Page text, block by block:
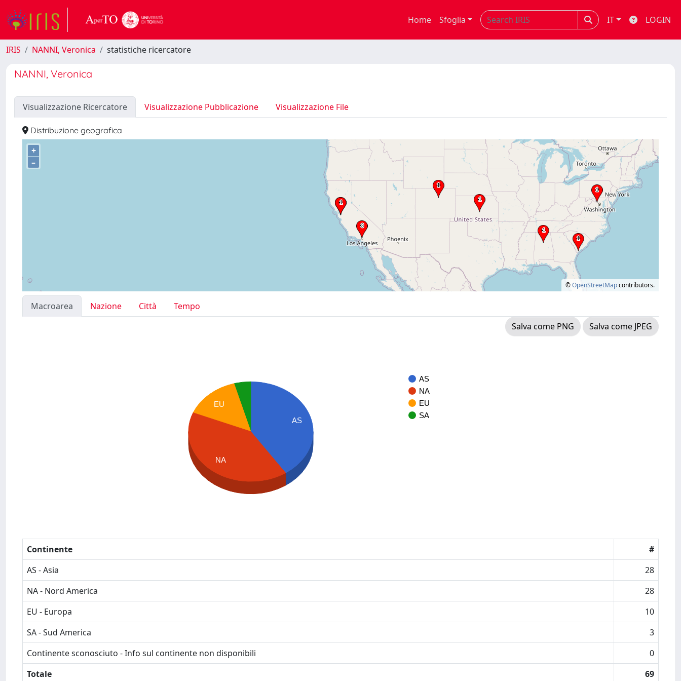
Home Sfoglia IT LOGIN
IRIS NANNI, Veronica statistiche ricercatore
NANNI, Veronica
Visualizzazione Ricercatore Visualizzazione Pubblicazione Visualizzazione File
Distribuzione geografica
+
–
©OpenStreetMapcontributors.
Macroarea Nazione Città
Tempo
Salva come PNG
Salva come JPEG
AS
NA
EU
SA
AS
EU
NA
Continente
#
AS - Asia
28
NA - Nord America
28
EU - Europa
10
SA - Sud America
3
Continente sconosciuto - Info sul continente non disponibili
0
Totale
69